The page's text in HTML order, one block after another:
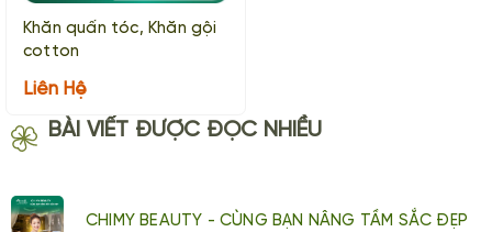
Khăn quấn tóc, Khăn gội
cotton
Liên Hệ
BÀI VIẾT ĐƯỢC ĐỌC NHIỀU
CHIMY BEAUTY - CÙNG BẠN NÂNG TẦM SẮC ĐẸP